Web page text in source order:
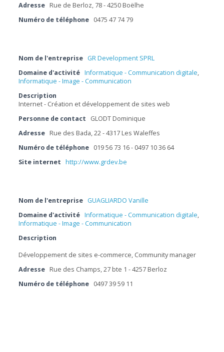
Adresse Rue de Berloz, 78 - 4250 Boëlhe
Numéro de téléphone 0475 47 74 79
Nom de l'entreprise GR Development SPRL
Domaine d'activité Informatique - Communication digitale,
Informatique - Image - Communication
Description
Internet - Création et développement de sites web
Personne de contact
GLODT Dominique
Adresse Rue des Bada, 22 - 4317 Les Waleffes
Numéro de téléphone 019 56 73 16 - 0497 10 36 64
Site internet http://www.grdev.be
Nom de l'entreprise GUAGLIARDO Vanille
Domaine d'activité Informatique - Communication digitale,
Informatique - Image - Communication
Description
Développement de sites e-commerce, Community manager
Adresse Rue des Champs, 27 bte 1 - 4257 Berloz
Numéro de téléphone 0497 39 59 11